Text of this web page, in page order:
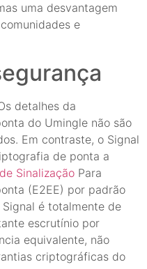
uma desvantagem
e
detalhes da
do Umingle não são
Em contraste, o Signal
de ponta a
Sinalização Para
(E2EE) por padrão
é totalmente de
escrutínio por
equivalente, não
criptográficas do